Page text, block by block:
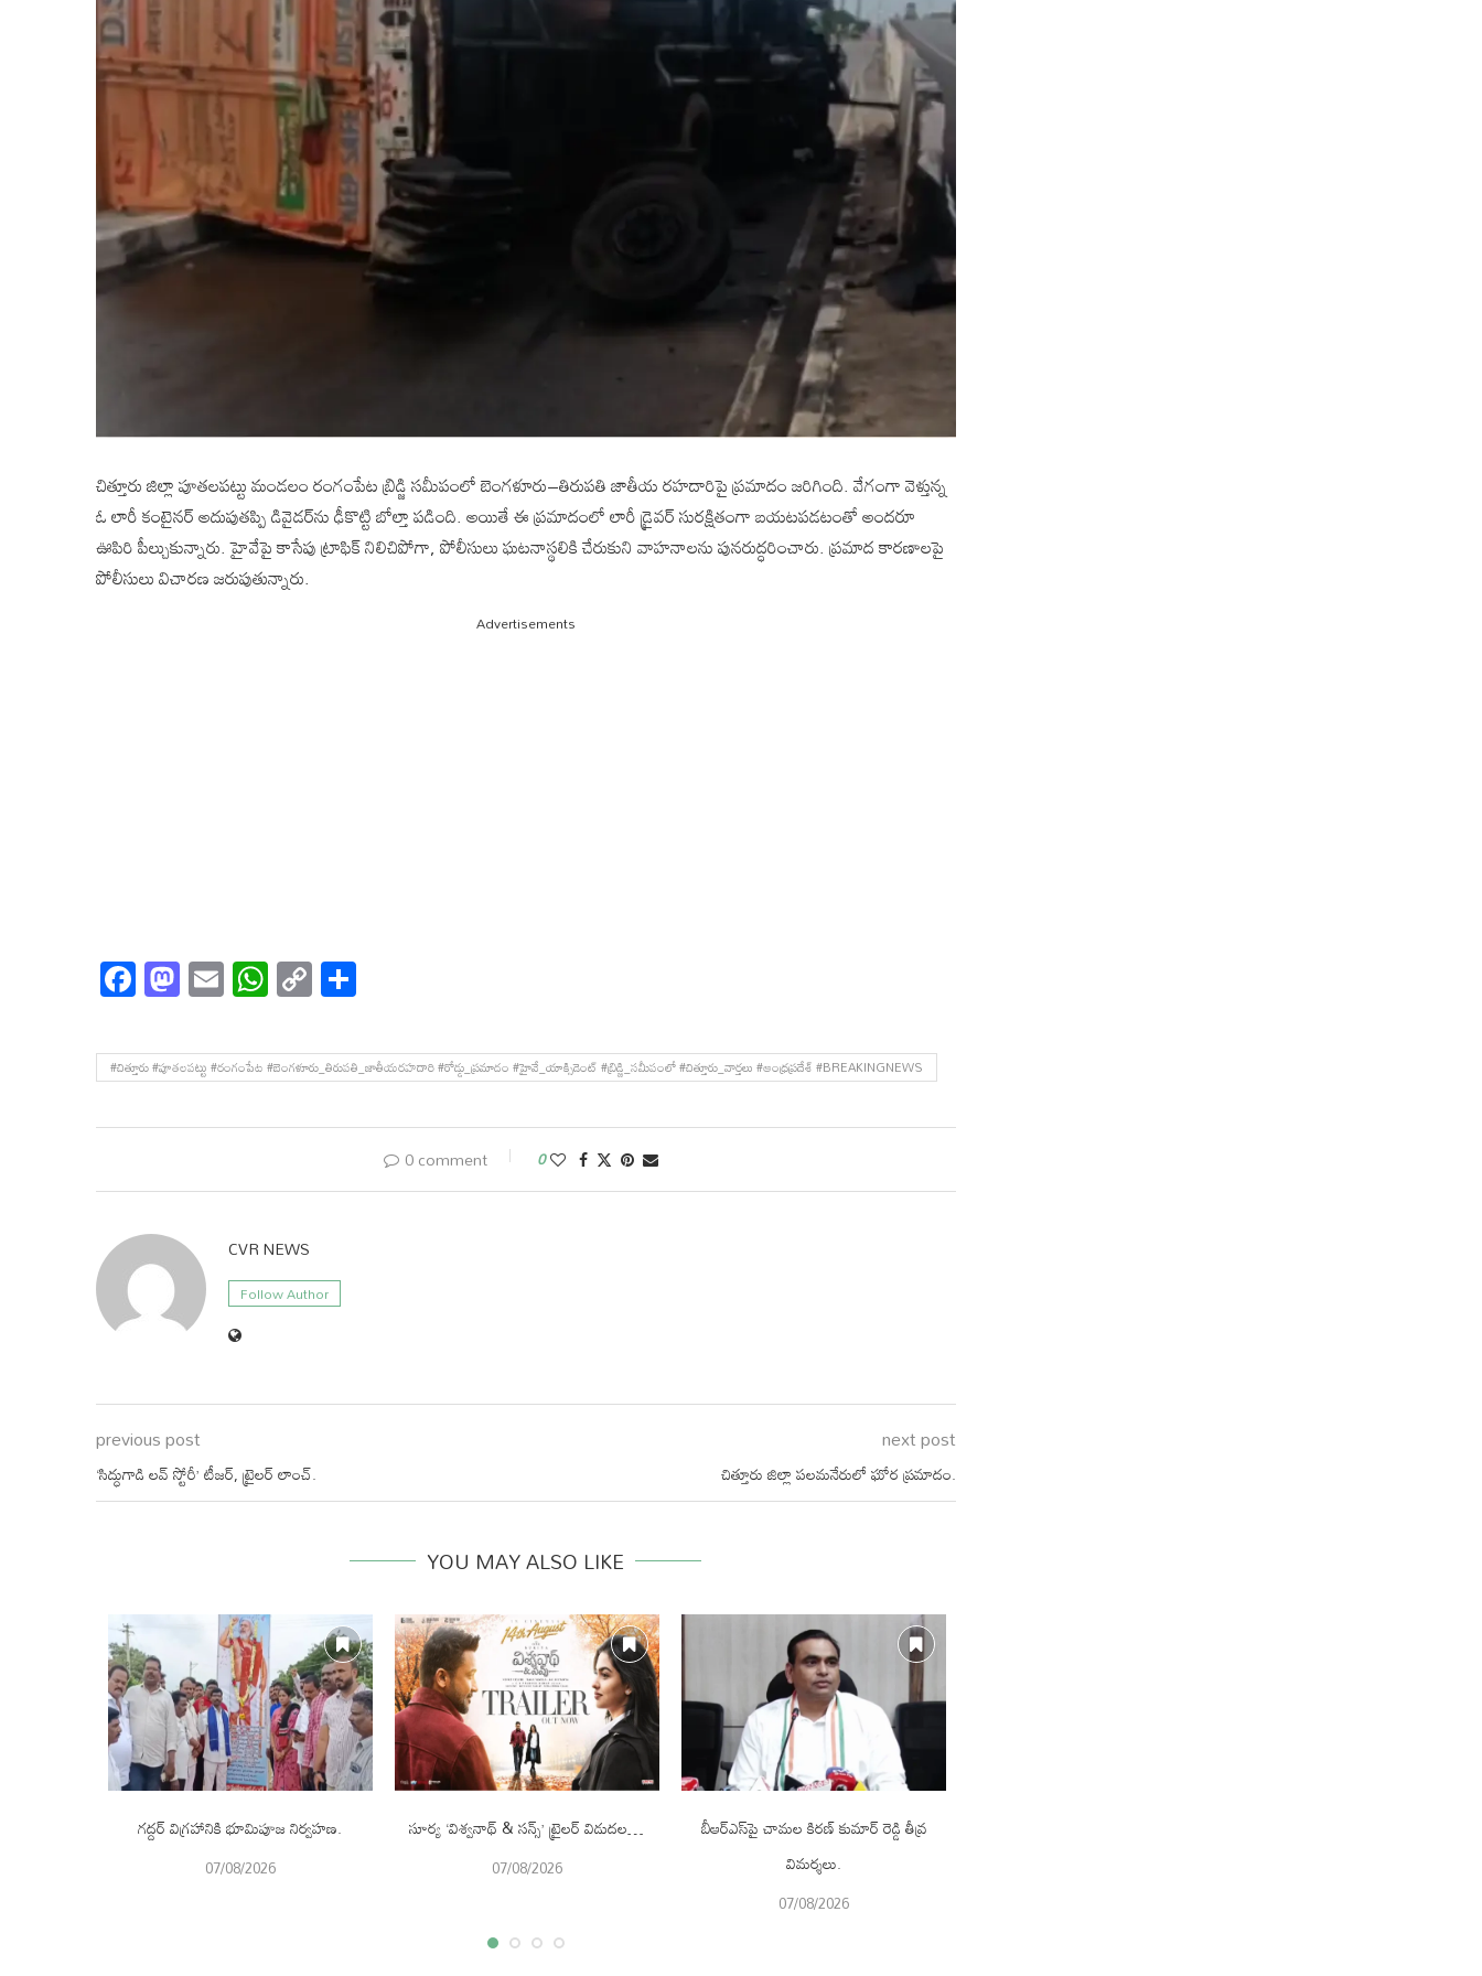
చిత్తూరు జిల్లా పూతలపట్టు మండలం రంగంపేట బ్రిడ్జి సమీపంలో బెంగళూరు–తిరుపతి జాతీయ రహదారిపై ప్రమాదం జరిగింది. వేగంగా వెళ్తున్న
ఓ లారీ కంటైనర్ అదుపుతప్పి డివైడర్‌ను ఢీకొట్టి బోల్తా పడింది. అయితే ఈ ప్రమాదంలో లారీ డ్రైవర్ సురక్షితంగా బయటపడటంతో అందరూ
ఊపిరి పీల్చుకున్నారు. హైవేపై కాసేపు ట్రాఫిక్ నిలిచిపోగా, పోలీసులు ఘటనాస్థలికి చేరుకుని వాహనాలను పునరుద్ధరించారు. ప్రమాద కారణాలపై
పోలీసులు విచారణ జరుపుతున్నారు.
Advertisements
Facebook
Mastodon
EmailWhatsApp
Copy
Link
#చిత్తూరు #పూతలపట్టు #రంగంపేట #బెంగళూరు_తిరుపతి_జాతీయరహదారి #రోడ్డు_ప్రమాదం #హైవే_యాక్సిడెంట్ #బ్రిడ్జి_సమీపంలో #చిత్తూరు_వార్తలు #ఆంధ్రప్రదేశ్ #BREAKINGNEWS
0 comment 0
CVR NEWS
Follow Author
previous post
‘సిద్ధుగాడి లవ్ స్టోరీ’ టీజర్, ట్రైలర్ లాంచ్.
next post
చిత్తూరు జిల్లా పలమనేరులో ఘోర ప్రమాదం.
YOU MAY ALSO LIKE
గద్దర్ విగ్రహానికి భూమిపూజ నిర్వహణ.
07/08/2026
సూర్య ‘విశ్వనాథ్ & సన్స్’ ట్రైలర్ విడుదల…
07/08/2026
బీఆర్ఎస్‌పై చామల కిరణ్ కుమార్ రెడ్డి తీవ్ర
విమర్శలు.
07/08/2026